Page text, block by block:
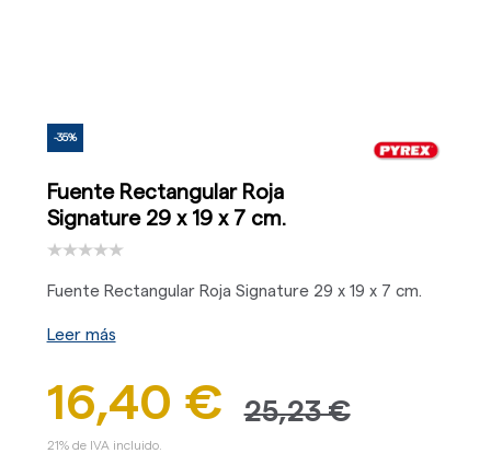
-35%
Fuente Rectangular Roja
Signature 29 x 19 x 7 cm.
Fuente Rectangular Roja Signature 29 x 19 x 7 cm.
Leer más
16,40 € 25,23 €
21% de IVA incluido.